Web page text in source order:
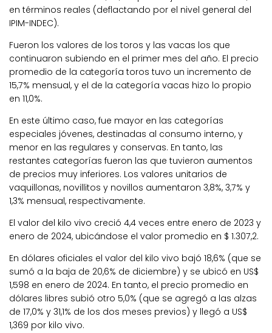
en términos reales (deflactando por el nivel general del
IPIM-INDEC).
Fueron los valores de los toros y las vacas los que
continuaron subiendo en el primer mes del año. El precio
promedio de la categoría toros tuvo un incremento de
15,7% mensual, y el de la categoría vacas hizo lo propio
en 11,0%.
En este último caso, fue mayor en las categorías
especiales jóvenes, destinadas al consumo interno, y
menor en las regulares y conservas. En tanto, las
restantes categorías fueron las que tuvieron aumentos
de precios muy inferiores. Los valores unitarios de
vaquillonas, novillitos y novillos aumentaron 3,8%, 3,7% y
1,3% mensual, respectivamente.
El valor del kilo vivo creció 4,4 veces entre enero de 2023 y
enero de 2024, ubicándose el valor promedio en $ 1.307,2.
En dólares oficiales el valor del kilo vivo bajó 18,6% (que se
sumó a la baja de 20,6% de diciembre) y se ubicó en US$
1,598 en enero de 2024. En tanto, el precio promedio en
dólares libres subió otro 5,0% (que se agregó a las alzas
de 17,0% y 31,1% de los dos meses previos) y llegó a US$
1,369 por kilo vivo.